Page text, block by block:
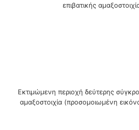
επιβατικής
Εκτιμώμενη περιοχή δεύτερης
αμαξοστοιχία (προσομοιωμένη